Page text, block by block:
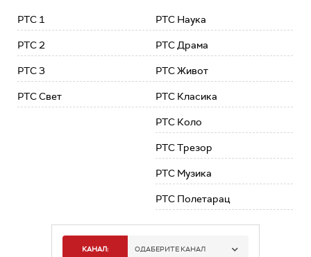
РТС 1
РТС 2
РТС 3
РТС Свет
РТС Наука
РТС Драма
РТС Живот
РТС Класика
РТС Коло
РТС Трезор
РТС Музика
РТС Полетарац
КАНАЛ: ОДАБЕРИТЕ КАНАЛ